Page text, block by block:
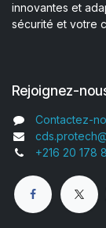
innovantes et
sécurité et votre
Rejoignez-
Contactez-
+216 20 178